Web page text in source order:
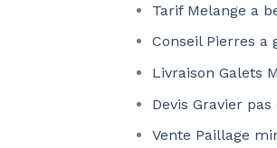
Tarif Melange a
Conseil Pierres a
Livraison Galets
Devis Gravier
Vente Paillage